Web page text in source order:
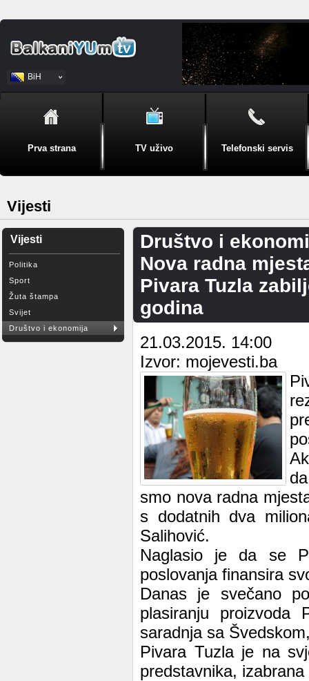
BiH
Srpski
Prva strana TV uživo Telefonski servis
Vijesti
Vijesti
Politika
Sport
Žuta štampa
Svijet
Društvo i ekonomija
Društvo i
Nova radna
Pivara Tuzla
godina
21.03.2015. 14:00
Izvor: mojevesti.ba
smo nova radna
s dodatnih dva
Salihović.
Naglasio je da se
poslovanja finansira
Danas je svečano
plasiranju
saradnja sa
Pivara Tuzla je na
predstavnika,